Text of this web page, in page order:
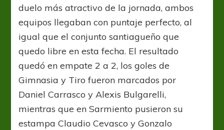
duelo más atractivo de la jornada, ambos
equipos llegaban con puntaje perfecto, al
igual que el conjunto santiagueño que
quedo libre en esta fecha. El resultado
quedó en empate 2 a 2, los goles de
Gimnasia y Tiro fueron marcados por
Daniel Carrasco y Alexis Bulgarelli,
mientras que en Sarmiento pusieron su
estampa Claudio Cevasco y Gonzalo